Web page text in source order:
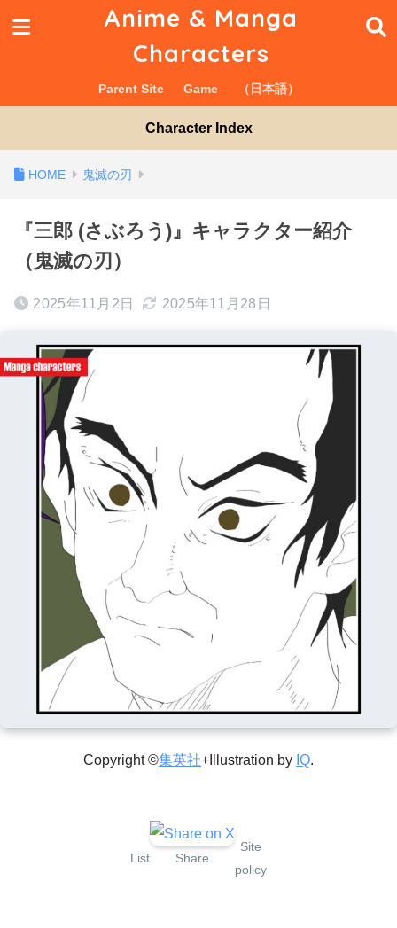
Anime & Manga
Characters
Parent Site Game （日本語）
Character Index
鬼滅の刃
『三郎 (さぶろう)』キャラクター紹介
（鬼滅の刃）
2025年11月2日 2025年11月28日
Copyright ©集英社+Illustration by IQ.
List Share
Site
policy